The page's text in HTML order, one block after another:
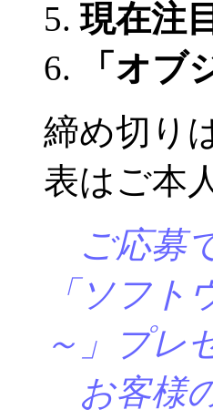
現在注
「オ
締め切り
表はご本
ご応募
「ソフ
～」プレ
お客様